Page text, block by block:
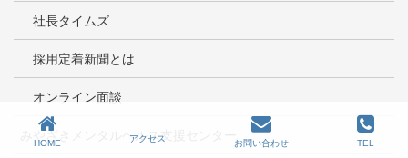
社長タイムズ
採用定着新聞とは
オンライン面談
みやざきメンタルヘルス支援センター
HOME アクセス お問い合わせ TEL